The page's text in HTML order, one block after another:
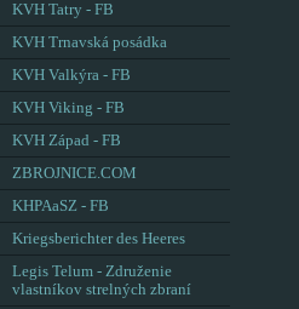
KVH Tatry - FB
KVH Trnavská posádka
KVH Valkýra - FB
KVH Viking - FB
KVH Západ - FB
ZBROJNICE.COM
KHPAaSZ - FB
Kriegsberichter des Heeres
Legis Telum - Združenie
vlastníkov strelných zbraní